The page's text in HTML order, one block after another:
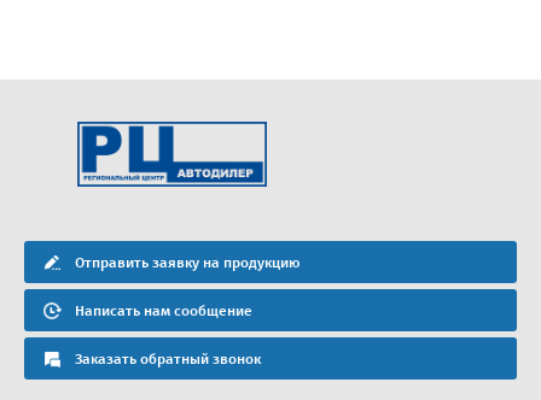
Отправить заявку на продукцию
Написать нам сообщение
Заказать обратный звонок